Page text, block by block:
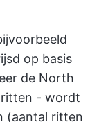
op basis
de North
ritten - wordt
(aantal ritten